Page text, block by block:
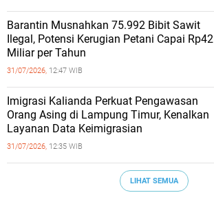
Barantin Musnahkan 75.992 Bibit Sawit
Ilegal, Potensi Kerugian Petani Capai Rp42
Miliar per Tahun
31/07/2026, 12:47 WIB
Imigrasi Kalianda Perkuat Pengawasan
Orang Asing di Lampung Timur, Kenalkan
Layanan Data Keimigrasian
31/07/2026, 12:35 WIB
LIHAT SEMUA